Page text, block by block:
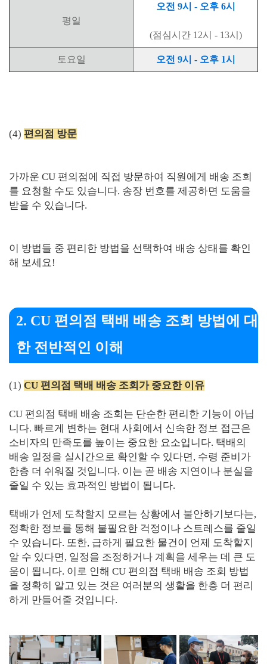
평일
오전 9시 - 오후 6시
(점심시간 12시 - 13시)
토요일 오전 9시 - 오후 1시
(4) 편의점 방문
가까운 CU 편의점에 직접 방문하여 직원에게 배송 조회
를 요청할 수도 있습니다. 송장 번호를 제공하면 도움을
받을 수 있습니다.
이 방법들 중 편리한 방법을 선택하여 배송 상태를 확인
해 보세요!
2. CU 편의점 택배 배송 조회 방법에 대
한 전반적인 이해
(1) CU 편의점 택배 배송 조회가 중요한 이유
CU 편의점 택배 배송 조회는 단순한 편리한 기능이 아닙
니다. 빠르게 변하는 현대 사회에서 신속한 정보 접근은
소비자의 만족도를 높이는 중요한 요소입니다. 택배의
배송 일정을 실시간으로 확인할 수 있다면, 수령 준비가
한층 더 쉬워질 것입니다. 이는 곧 배송 지연이나 분실을
줄일 수 있는 효과적인 방법이 됩니다.
택배가 언제 도착할지 모르는 상황에서 불안하기보다는,
정확한 정보를 통해 불필요한 걱정이나 스트레스를 줄일
수 있습니다. 또한, 급하게 필요한 물건이 언제 도착할지
알 수 있다면, 일정을 조정하거나 계획을 세우는 데 큰 도
움이 됩니다. 이로 인해 CU 편의점 택배 배송 조회 방법
을 정확히 알고 있는 것은 여러분의 생활을 한층 더 편리
하게 만들어줄 것입니다.